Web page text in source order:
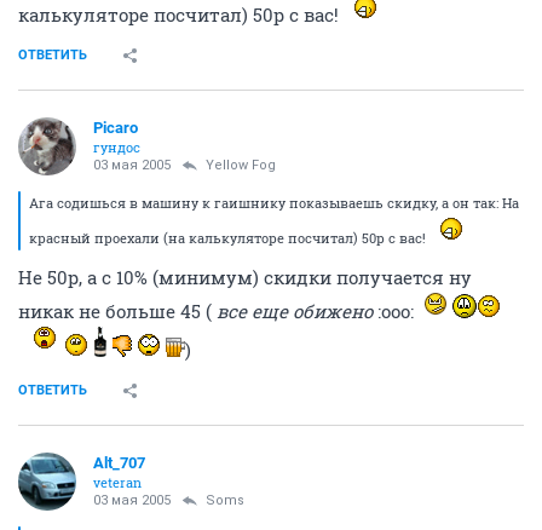
калькуляторе посчитал) 50р с вас!
ОТВЕТИТЬ
Picaro
гундос
03 мая 2005 Yellow Fog
Ага содишься в машину к гаишнику показываешь скидку, а он так: На
красный проехали (на калькуляторе посчитал) 50р с вас!
Не 50р, а с 10% (минимум) скидки получается ну
никак не больше 45 ( все еще обижено:ooo:
)
ОТВЕТИТЬ
Alt_707
veteran
03 мая 2005 Soms